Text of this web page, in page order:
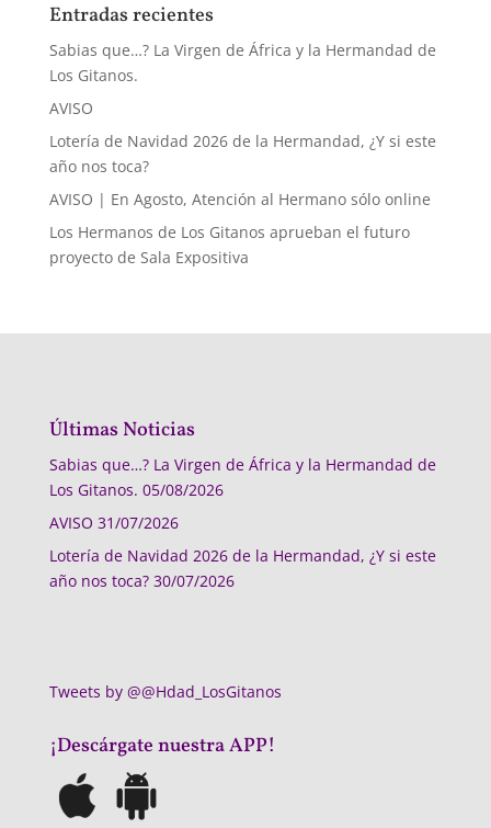
Entradas recientes
Sabias que…? La Virgen de África y la Hermandad de
Los Gitanos.
AVISO
Lotería de Navidad 2026 de la Hermandad, ¿Y si este
año nos toca?
AVISO | En Agosto, Atención al Hermano sólo online
Los Hermanos de Los Gitanos aprueban el futuro
proyecto de Sala Expositiva
Últimas Noticias
Sabias que…? La Virgen de África y la Hermandad de
Los Gitanos. 05/08/2026
AVISO 31/07/2026
Lotería de Navidad 2026 de la Hermandad, ¿Y si este
año nos toca? 30/07/2026
Tweets by @@Hdad_LosGitanos
¡Descárgate nuestra APP!